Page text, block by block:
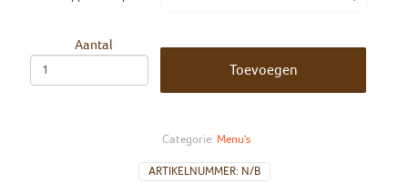
Aantal
Toevoegen
ARTIKELNUMMER: N/B
Categorie: Menu's